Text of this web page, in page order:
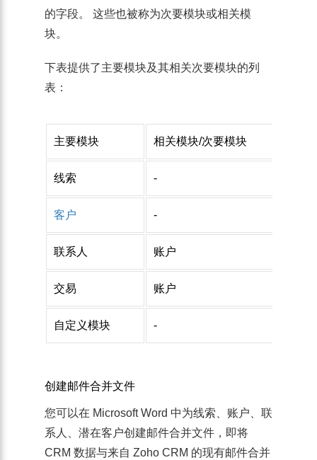
的字段。 这些也被称为次要模块或相关模
块。
下表提供了主要模块及其相关次要模块的列
表：
主要模块 相关模块/次要模块
线索 -
客户 -
联系人 账户
交易 账户
自定义模块 -
创建邮件合并文件
您可以在 Microsoft Word 中为线索、账户、联
系人、潜在客户创建邮件合并文件，即将
CRM 数据与来自 Zoho CRM 的现有邮件合并